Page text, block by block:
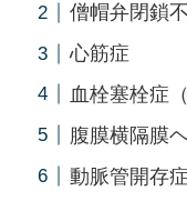
僧帽弁閉鎖
心筋症
血栓塞栓症
腹膜横隔膜
動脈管開存症